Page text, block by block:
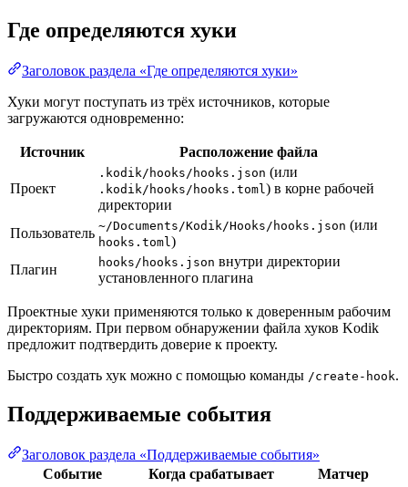
Где определяются хуки
Заголовок раздела «Где определяются хуки»
Хуки могут поступать из трёх источников, которые
загружаются одновременно:
Источник Расположение файла
Проект
.kodik/hooks/hooks.json (или
.kodik/hooks/hooks.toml ) в корне рабочей
директории
Пользователь ~/Documents/Kodik/Hooks/hooks.json (или
hooks.toml )
Плагин
hooks/hooks.json внутри директории
установленного плагина
Проектные хуки применяются только к доверенным рабочим
директориям. При первом обнаружении файла хуков Kodik
предложит подтвердить доверие к проекту.
Быстро создать хук можно с помощью команды /create-hook.
Поддерживаемые события
Заголовок раздела «Поддерживаемые события»
Событие
Когда срабатывает
Матчер